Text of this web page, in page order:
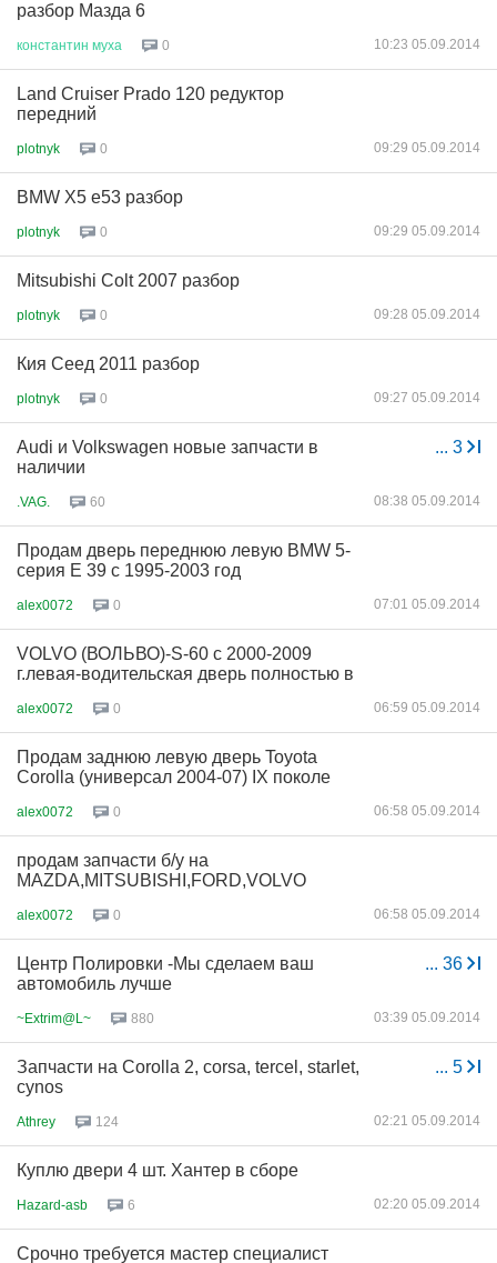
разбор Мазда 6
константин муха 0 10:23 05.09.2014
Land Cruiser Prado 120 редуктор
передний
plotnyk 0 09:29 05.09.2014
BMW X5 e53 разбор
plotnyk 0 09:29 05.09.2014
Mitsubishi Сolt 2007 разбор
plotnyk 0 09:28 05.09.2014
Кия Сеед 2011 разбор
plotnyk 0 09:27 05.09.2014
... 3
Audi и Volkswagen новые запчасти в
наличии
.VAG. 60 08:38 05.09.2014
Продам дверь переднюю левую BMW 5-
серия Е 39 с 1995-2003 год
alex0072 0 07:01 05.09.2014
VOLVO (ВОЛЬВО)-S-60 с 2000-2009
г.левая-водительская дверь полностью в
alex0072 0 06:59 05.09.2014
Продам заднюю левую дверь Toyota
Corolla (универсал 2004-07) IX поколе
alex0072 0 06:58 05.09.2014
продам запчасти б/у на
MAZDA,MITSUBISHI,FORD,VOLVO
alex0072 0 06:58 05.09.2014
... 36
Центр Полировки -Мы сделаем ваш
автомобиль лучше
~Extrim@L~ 880 03:39 05.09.2014
... 5
Запчасти на Corolla 2, corsa, tercel, starlet,
cynos
Athrey 124 02:21 05.09.2014
Куплю двери 4 шт. Хантер в сборе
Hazard-asb 6 02:20 05.09.2014
Срочно требуется мастер специалист